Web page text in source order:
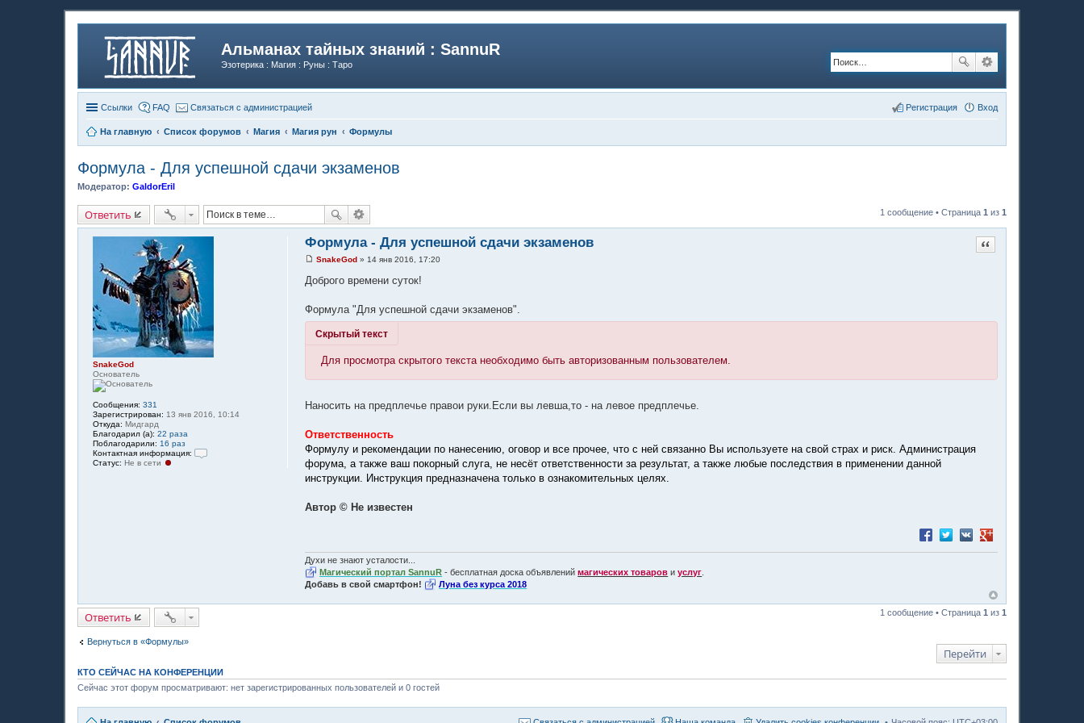
Альманах тайных знаний : SannuR
Эзотерика : Магия : Руны : Таро
Ссылки FAQ Связаться с администрацией Вход
Регистрация
На главную Список форумов Магия Магия рун Формулы
Формула - Для успешной сдачи экзаменов
Модератор: GaldorEril
Ответить 1 сообщение • Страница 1 из 1
SnakeGod
Основатель
Сообщения: 331
Зарегистрирован: 13 янв 2016, 10:14
Откуда: Мидгард
Благодарил (а): 22 раза
Поблагодарили: 16 раз
Контактная информация:
л
ь
о
Статус: Не в сети
Формула - Для успешной сдачи экзаменов Цитата
о
о
е
и
SnakeGod » 14 янв 2016, 17:20
Доброго времени суток!
Формула "Для успешной сдачи экзаменов".
Скрытый текст
Для просмотра скрытого текста необходимо быть авторизованным пользователем.
Наносить на предплечье правои руки.Если вы левша,то - на левое предплечье.
Ответственность
Формулу и рекомендации по нанесению, оговор и все прочее, что с ней связанно Вы используете на свой страх и риск. Администрация
форума, а также ваш покорный слуга, не несёт ответственности за результат, а также любые последствия в применении данной
инструкции. Инструкция предназначена только в ознакомительных целях.
Автор © Не известен
Поделиться в Facebook
Поделиться в Twitter
Поделиться в VK
Поделиться в
Духи не знают усталости...
Магический портал SannuR - бесплатная доска объявлениймагических товаров иуслуг
Добавь в свой смартфон!
Луна без курса 2018
Ответить 1 сообщение • Страница 1 из 1
Вернуться в «Формулы»
Перейти
КТО СЕЙЧАС НА КОНФЕРЕНЦИИ
Сейчас этот форум просматривают: нет зарегистрированных пользователей и 0 гостей